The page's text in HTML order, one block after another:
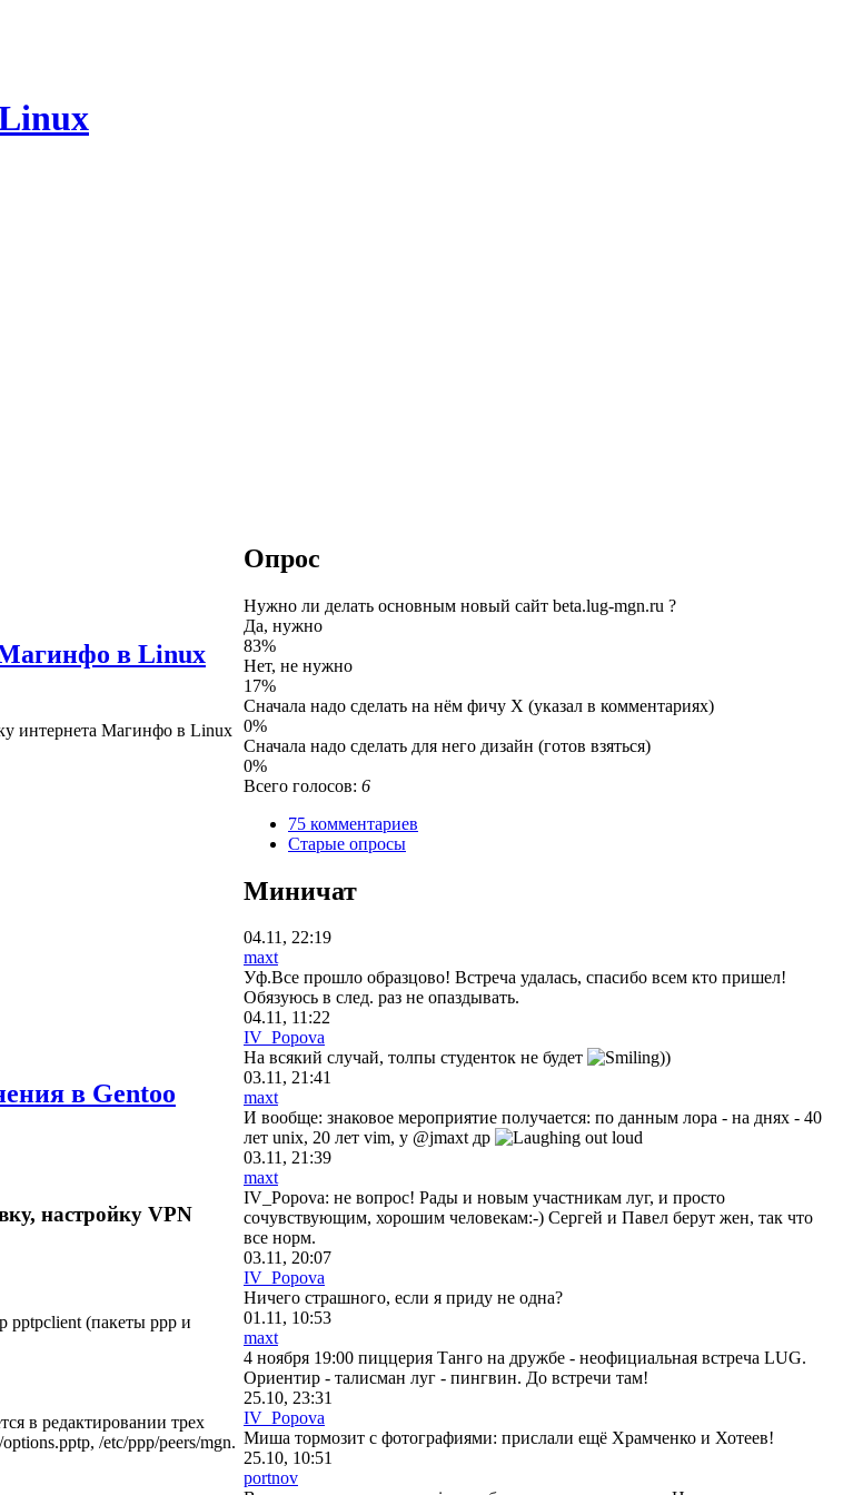
в Linux
интернета Магинфо в Linux
в Gentoo
настройку VPN
pptpclient (пакеты ppp и
в редактировании трех
/etc/ppp/peers/mgn.
Опрос
Нужно ли делать основным новый сайт beta.lug-mgn.ru ?
Да, нужно
83%
Нет, не нужно
17%
Сначала надо сделать на нём фичу X (указал в комментариях)
0%
Сначала надо сделать для него дизайн (готов взяться)
0%
Всего голосов: 6
75 комментариев
Старые опросы
Миничат
04.11, 22:19
maxt
Уф.Все прошло образцово! Встреча удалась, спасибо всем кто пришел!
Обязуюсь в след. раз не опаздывать.
04.11, 11:22
IV_Popova
На всякий случай, толпы студенток не будет
))
03.11, 21:41
maxt
И вообще: знаковое мероприятие получается: по данным лора - на днях - 40
лет unix, 20 лет vim, у @jmaxt др
03.11, 21:39
maxt
IV_Popova: не вопрос! Рады и новым участникам луг, и просто
сочувствующим, хорошим человекам:-) Сергей и Павел берут жен, так что
все норм.
03.11, 20:07
IV_Popova
Ничего страшного, если я приду не одна?
01.11, 10:53
maxt
4 ноября 19:00 пиццерия Танго на дружбе - неофициальная встреча LUG.
Ориентир - талисман луг - пингвин. До встречи там!
25.10, 23:31
IV_Popova
Миша тормозит с фотографиями: прислали ещё Храмченко и Хотеев!
25.10, 10:51
portnov